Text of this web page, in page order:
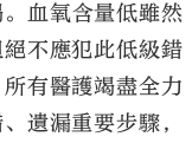
血氧含量低雖然
不應犯此低級錯
有醫護竭盡全力
遺漏重要步驟，